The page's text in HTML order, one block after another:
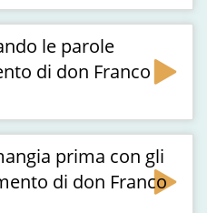
le parole
di don Franco
prima con gli
di don Franco